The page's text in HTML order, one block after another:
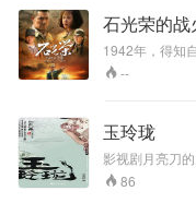
露一些珍贵的
尴尬困窘的细
动而吸引人，
者，也是一个
朝闻老的风采
王朝闻以繁荣
实践和理论探
作。传记还记
包括铁凝、贾
少功、史铁生
邦、刘心武、
被列入该丛书出版。 【内容简介】
分，由《我怀
淡淡的忧伤，
个下乡知青在
个儿”发生了摩
他们追着“黑大
石光荣的战
1942年，得知
军的汉奸刘老
俘虏了刘老炮
不再相信沈团
边。但石光荣
的护士王百灵
怒的石光荣和
--
玉玲珑
影视剧月亮刀
于宅门之下的
悬疑文字电影
86